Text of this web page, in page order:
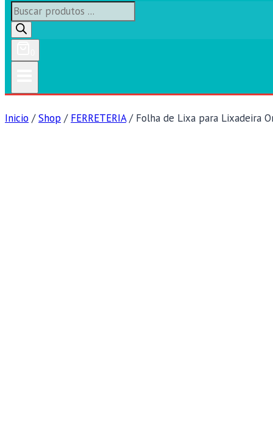
Búsqueda
de
productos
Inicio / Shop / FERRETERIA / Folha de Lixa para Lixadeira